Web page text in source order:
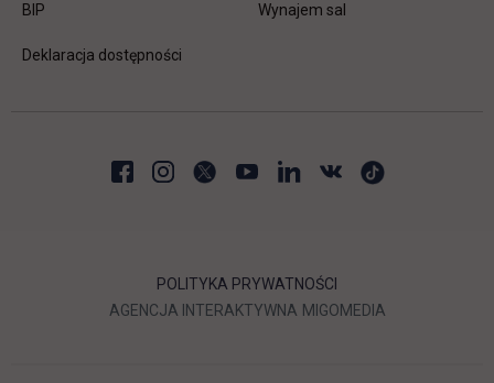
BIP
Deklaracja dostępności
Wynajem sal
POLITYKA PRYWATNOŚCI
AGENCJA INTERAKTYWNA LINK OTWIERA SIĘ W
MIGOMEDIA